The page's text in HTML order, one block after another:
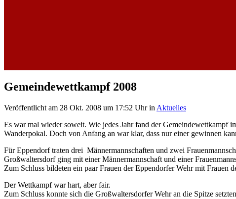
Gemeindewettkampf 2008
Veröffentlicht am 28 Okt. 2008 um 17:52 Uhrin Aktuelles
Es war mal wieder soweit. Wie jedes Jahr fand der Gemeindewettkampf
Wanderpokal. Doch von Anfang an war klar, dass nur einer gewinnen
Für Eppendorf traten drei Männermannschaften und zwei
Großwaltersdorf ging mit einer Männermannschaft und einer
Zum Schluss bildeten ein paar Frauen der Eppendorfer Wehr mit Frauen
Der Wettkampf war hart, aber fair.
Zum Schluss konnte sich die Großwaltersdorfer Wehr an die Spitze